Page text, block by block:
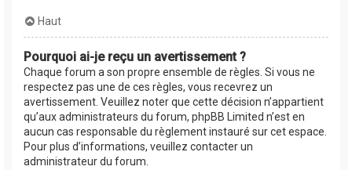
Haut
Pourquoi ai-je reçu un avertissement ?
Chaque forum a son propre ensemble de règles. Si vous ne
respectez pas une de ces règles, vous recevrez un
avertissement. Veuillez noter que cette décision n’appartient
qu’aux administrateurs du forum, phpBB Limited n’est en
aucun cas responsable du règlement instauré sur cet espace.
Pour plus d’informations, veuillez contacter un
administrateur du forum.